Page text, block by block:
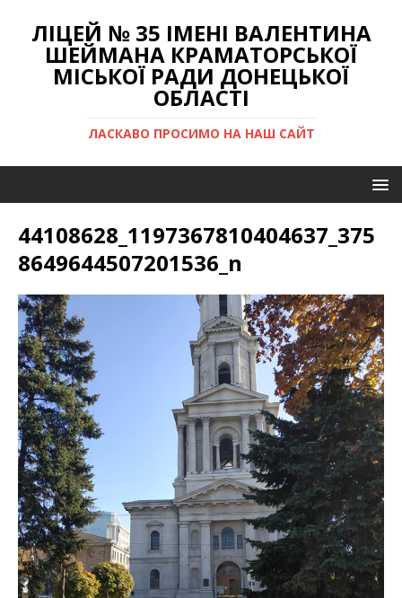
ЛІЦЕЙ № 35 ІМЕНІ ВАЛЕНТИНА
ШЕЙМАНА КРАМАТОРСЬКОЇ
МІСЬКОЇ РАДИ ДОНЕЦЬКОЇ
ОБЛАСТІ
ЛАСКАВО ПРОСИМО НА НАШ САЙТ
44108628_1197367810404637_375
8649644507201536_n